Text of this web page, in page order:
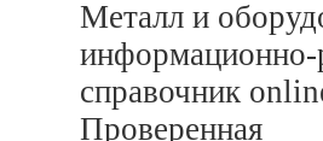
Металл и
справочник
Проверенная